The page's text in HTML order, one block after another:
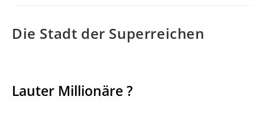
Die Stadt der Superreichen
Lauter Millionäre ?